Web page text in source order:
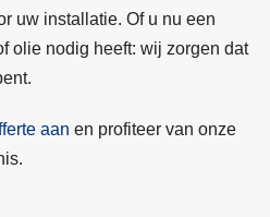
uw installatie. Of u nu een
olie nodig heeft: wij zorgen dat
aan en profiteer van onze